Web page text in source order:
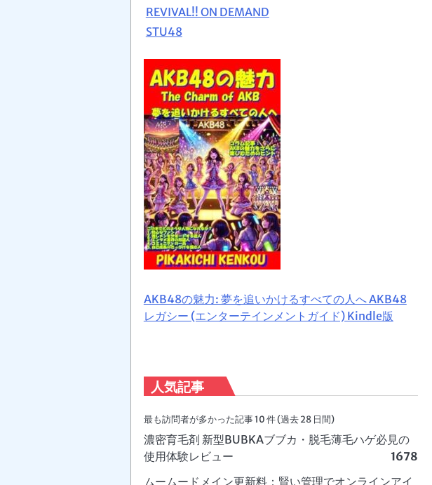
REVIVAL!! ON DEMAND
STU48
AKB48の魅力: 夢を追いかけるすべての人へ AKB48
レガシー (エンターテインメントガイド) Kindle版
人気記事
最も訪問者が多かった記事 10 件 (過去 28 日間)
濃密育毛剤 新型BUBKAブブカ・脱毛薄毛ハゲ必見の
使用体験レビュー
1678
ムームードメイン更新料：賢い管理でオンラインアイ